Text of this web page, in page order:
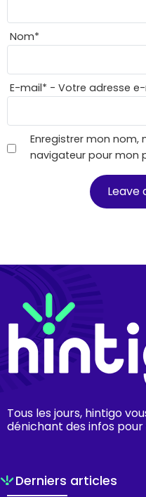
Nom*
E-mail* - Votre adresse
Enregistrer mon
navigateur pour mon
Tous les jours, hintigo
dénichant des infos
Derniers articles